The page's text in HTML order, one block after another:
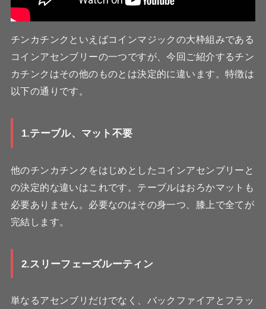
チンカチンクといえばコインマジックの大枠組みである
コインアセンブリーの一つですが、今回ご紹介するチン
カチンクはその他のものとは決定的に違います。特徴は
以下の通りです。
1.テーブル、マット不要
他のチンカチンクをはじめとしたコインアセンブリーと
の決定的な違いはこれです。テーブルはおろかマットも
必要ありません。必要なのはその身一つ、膝上で全てが
完結します。
2.スリーフェーズルーティン
単なるアセンブリだけでなく、バックファイアとフラッ